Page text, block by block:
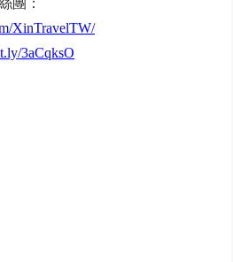
團：
XinTravelTW/
3aCqksO